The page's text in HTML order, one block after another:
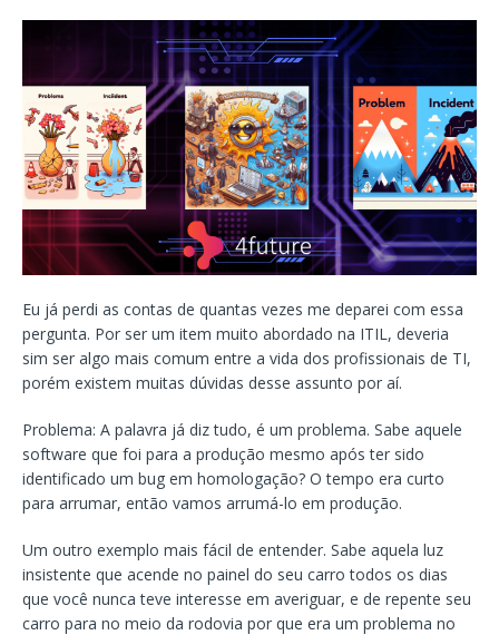
Eu já perdi as contas de quantas vezes me deparei com essa
pergunta. Por ser um item muito abordado na ITIL, deveria
sim ser algo mais comum entre a vida dos profissionais de TI,
porém existem muitas dúvidas desse assunto por aí.
Problema: A palavra já diz tudo, é um problema. Sabe aquele
software que foi para a produção mesmo após ter sido
identificado um bug em homologação? O tempo era curto
para arrumar, então vamos arrumá-lo em produção.
Um outro exemplo mais fácil de entender. Sabe aquela luz
insistente que acende no painel do seu carro todos os dias
que você nunca teve interesse em averiguar, e de repente seu
carro para no meio da rodovia por que era um problema no